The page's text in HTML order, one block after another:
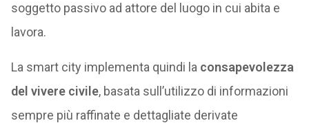
soggetto passivo ad attore del luogo in cui abita e
lavora.
La smart city implementa quindi la consapevolezza
del vivere civile, basata sull’utilizzo di informazioni
sempre più raffinate e dettagliate derivate